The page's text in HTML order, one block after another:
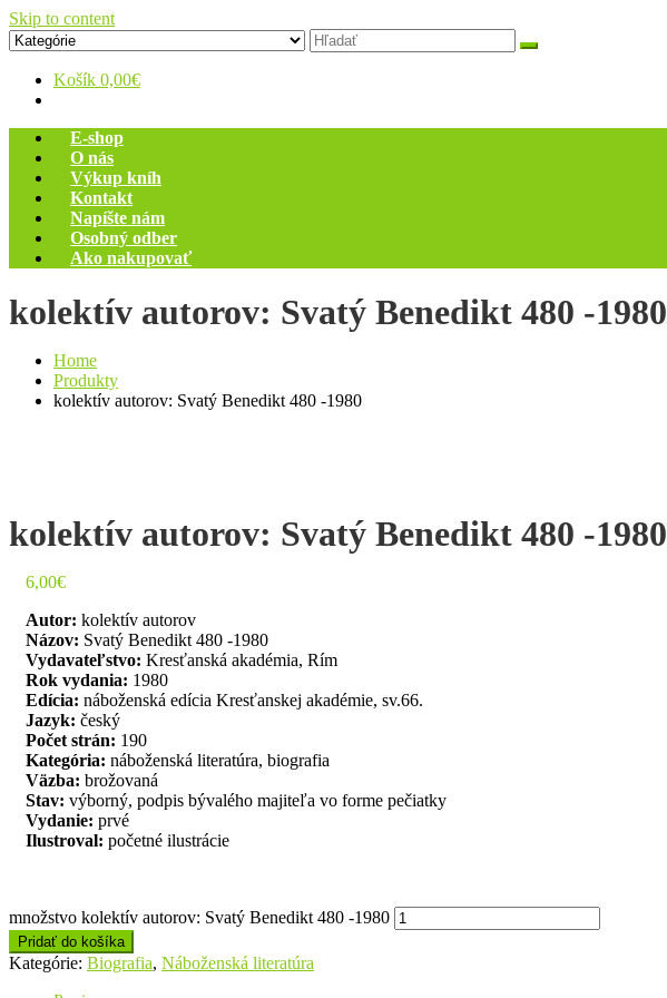
Skip to content
Zelený dom
Antikvariát
Košík 0,00€
E-shop
O nás
Výkup kníh
Kontakt
Napíšte nám
Osobný odber
Ako nakupovať
kolektív autorov: Svatý Benedikt 480 -1980
Home
Produkty
kolektív autorov: Svatý Benedikt 480 -1980
kolektív autorov: Svatý Benedikt 480 -1980
6,00€
Autor: kolektív autorov
Názov: Svatý Benedikt 480 -1980
Vydavateľstvo: Kresťanská akadémia, Rím
Rok vydania: 1980
Edícia: náboženská edícia Kresťanskej akadémie, sv.66.
Jazyk: český
Počet strán: 190
Kategória: náboženská literatúra, biografia
Väzba: brožovaná
Stav: výborný, podpis bývalého majiteľa vo forme pečiatky
Vydanie: prvé
Ilustroval: početné ilustrácie
množstvo kolektív autorov: Svatý Benedikt 480 -1980
Pridať do košíka
Kategórie: Biografia, Náboženská literatúra